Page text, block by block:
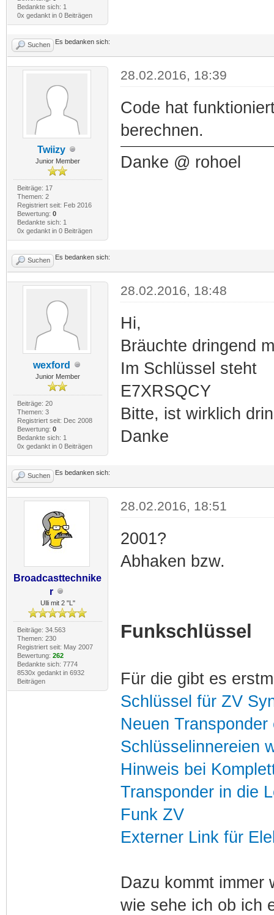
Bedankte sich: 1
0x gedankt in 0 Beiträgen
Suchen Es bedanken sich:
Twiizy
Junior Member
Beiträge: 17
Themen: 2
Registriert seit: Feb 2016
Bewertung: 0
Bedankte sich: 1
0x gedankt in 0 Beiträgen
28.02.2016, 18:39
Code hat
berechnen.
Danke @ rohoel
Suchen Es bedanken sich:
wexford
Junior Member
Beiträge: 20
Themen: 3
Registriert seit: Dec 2008
Bewertung: 0
Bedankte sich: 1
0x gedankt in 0 Beiträgen
28.02.2016, 18:48
Hi,
Bräuchte dringend
Im Schlüssel steht
E7XRSQCY
Bitte, ist wirklich
Danke
Suchen Es bedanken sich:
Broadcasttechnike
r
Ulli mit 2 "L"
Beiträge: 34.563
Themen: 230
Registriert seit: May 2007
Bewertung: 262
Bedankte sich: 7774
8530x gedankt in 6932
Beiträgen
28.02.2016, 18:51
2001?
Abhaken bzw.
Funkschlüssel
Für die gibt es
Schlüssel für ZV
Neuen Transponder
Schlüsselinnereien
Hinweis bei
Transponder in die
Funk ZV
Externer Link für
Dazu kommt immer
wie sehe ich ob ich